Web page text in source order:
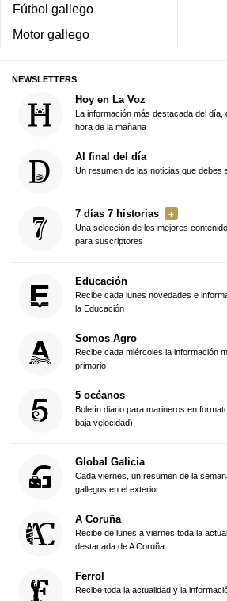
Fútbol gallego
Motor gallego
NEWSLETTERS
Hoy en La Voz
La información más destacada del
hora de la mañana
Al final del día
Un resumen de las noticias que debes
7 días 7 historias
Una selección de los mejores
para suscriptores
Educación
Recibe cada lunes novedades e
la Educación
Somos Agro
Recibe cada miércoles la información
primario
5 océanos
Boletín diario para marineros en
baja velocidad)
Global Galicia
Cada viernes, un resumen de la
gallegos en el exterior
A Coruña
Recibe de lunes a viernes toda la
destacada de A Coruña
Ferrol
Recibe toda la actualidad y la